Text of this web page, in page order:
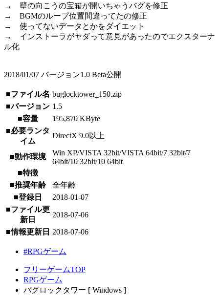
→ 壁の向こうの宝箱が開いちゃうバグを修正
→ BGMのループ位置間違ってたの修正
→ 使ってないデータとかをダイエット
→ インストーラがヤダって意見があったのでエクスターナ
ル化
2018/01/07 バージョン1.0 Beta公開
■ファイル名 buglocktower_150.zip
■バージョン 1.5
■容量
195,870 KByte
■必要ランタ
イム
DirectX 9.0以上
■動作環境
Win XP/VISTA 32bit/VISTA 64bit/7 32bit/7
64bit/10 32bit/10 64bit
■特徴
■推奨年齢
全年齢
■登録日
2018-01-07
■ファイル更
新日
2018-07-06
■情報更新日 2018-07-06
#RPGゲーム
フリーゲームTOP
RPGゲーム
バグロックタワー [ Windows ]